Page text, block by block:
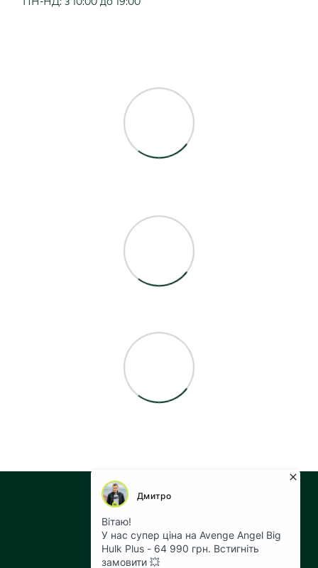
+38 073 043 55 05
Контактна інформація
Повна версія сайту